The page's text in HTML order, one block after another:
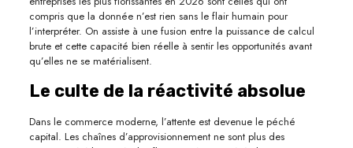
compris que la donnée n’est rien sans le flair humain pour
l’interpréter. On assiste à une fusion entre la puissance de calcul
brute et cette capacité bien réelle à sentir les opportunités avant
qu’elles ne se matérialisent.
Le culte de la réactivité absolue
Dans le commerce moderne, l’attente est devenue le péché
capital. Les chaînes d’approvisionnement ne sont plus des